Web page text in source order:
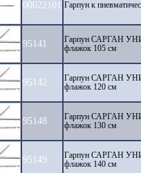
00022101 Гарпун к
95141
Гарпун САРГАН
флажок 105 см
95142
Гарпун САРГАН
флажок 120 см
95148
Гарпун САРГАН
флажок 130 см
95149
Гарпун САРГАН
флажок 140 см